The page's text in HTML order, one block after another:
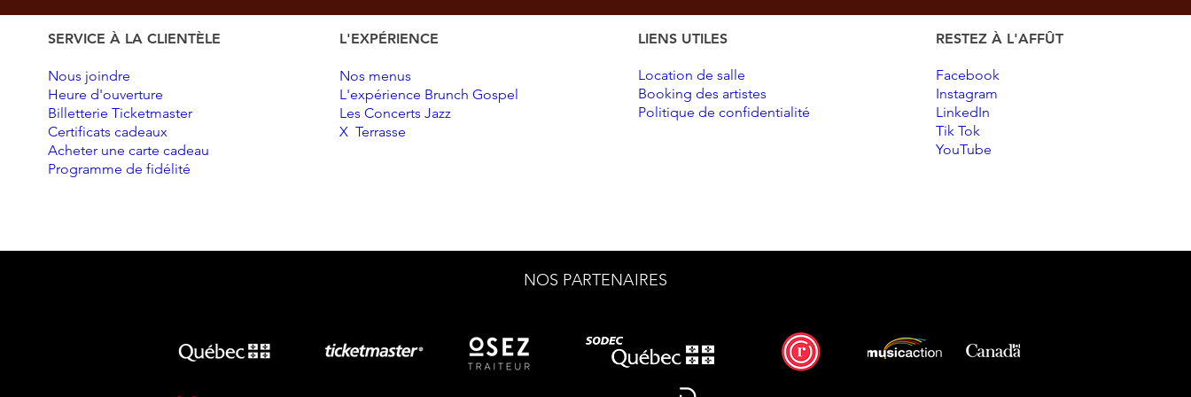
SERVICE À LA CLIENTÈLE
Nous joindre
Heure d'ouverture
Billetterie Ticketmaster
Certificats cadeaux
Acheter une carte cadeau
Programme de fidélité
L'EXPÉRIENCE
Nos menus
L'expérience Brunch Gospel
Les Concerts Jazz
X Terrasse
LIENS UTILES
Location de salle
Booking des artistes
Politique de confidentialité
RESTEZ À L'AFFÛT
Facebook
Instagram
LinkedIn
Tik Tok
YouTube
NOS PARTENAIRES